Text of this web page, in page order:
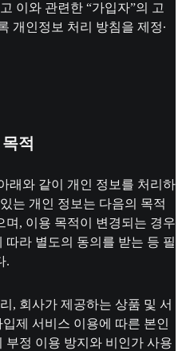
이와 관련한 “가입자”의 고
개인정보 처리 방침을 제정∙
적
래와 같이 개인 정보를 처리하
는 개인 정보는 다음의 목적
, 이용 목적이 변경되는 경우
따라 별도의 동의를 받는 등 필
.
, 회사가 제공하는 상품 및 서
제 서비스 이용에 따른 본인
부정 이용 방지와 비인가 사용